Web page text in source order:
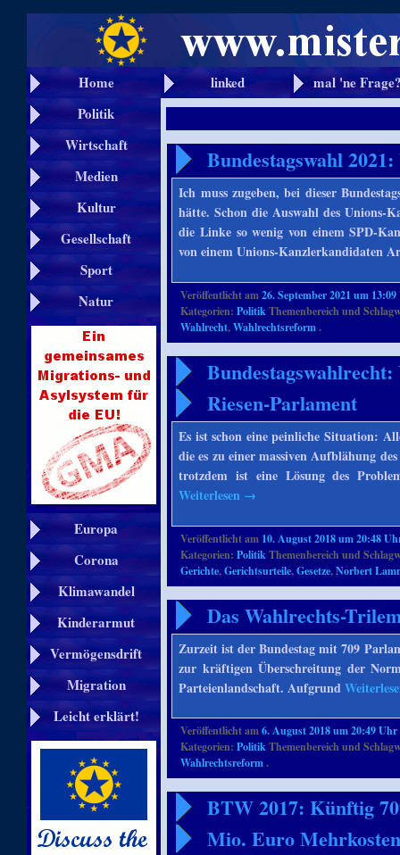
Home linked
mal 'ne
Politik
Wirtschaft
Medien
Kultur
Gesellschaft
Sport
Natur
Europa
Corona
Klimawandel
Kinderarmut
Vermögensdrift
Migration
Leicht erklärt!
Bundestagswahl
Ich muss zugeben, bei dieser
hätte. Schon die Auswahl des Unions-
die Linke so wenig von einem SPD-
von einem Unions-Kanzlerkandidaten
Veröffentlicht am26. September 2021 um
Kategorien:PolitikThemenbereich und
Wahlrecht,Wahlrechtsreform.
Riesen-Parlament
Es ist schon eine peinliche Situation:
die es zu einer massiven Aufblähung
trotzdem ist eine Lösung des
Weiterlesen →
Veröffentlicht am 10. August 2018 um 20:48
Kategorien:PolitikThemenbereich und
Gerichte,Gerichtsurteile,Gesetze,Norbert
Das Wahlrechts-
Zurzeit ist der Bundestag mit 709
zur kräftigen Überschreitung der
Parteienlandschaft. Aufgrund
Veröffentlicht am6. August 2018 um 20:49 Uhr
Kategorien:PolitikThemenbereich und
Wahlrechtsreform.
BTW 2017: Künftig
Mio. Euro